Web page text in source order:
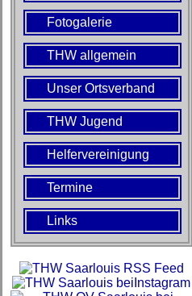
Fotogalerie
THW allgemein
Unser Ortsverband
THW Jugend
Helfervereinigung
Termine
Links